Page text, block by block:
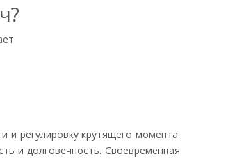
регулировку крутящего момента.
и долговечность. Своевременная